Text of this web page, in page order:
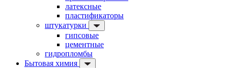
латексные
пластификаторы
штукатурки
гипсовые
цементные
гидропломбы
Бытовая химия